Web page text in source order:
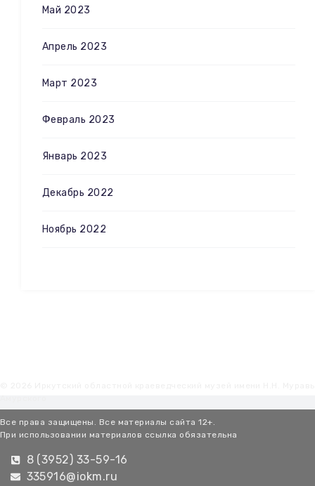
Май 2023
Апрель 2023
Март 2023
Февраль 2023
Январь 2023
Декабрь 2022
Ноябрь 2022
Все права защищены. Все материалы сайта 12+.
При использовании материалов ссылка обязательна
8 (3952) 33-59-16
335916@iokm.ru